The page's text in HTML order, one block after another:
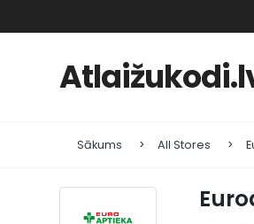
Sākums All Stores